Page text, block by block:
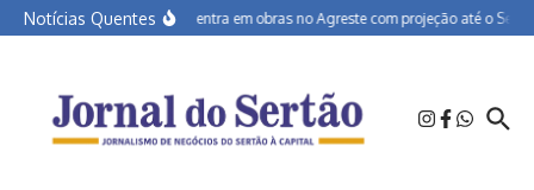
Ir para o conteúdo
Notícias QuentesBR-232 entra em obras no Agreste com projeção até o Sertão